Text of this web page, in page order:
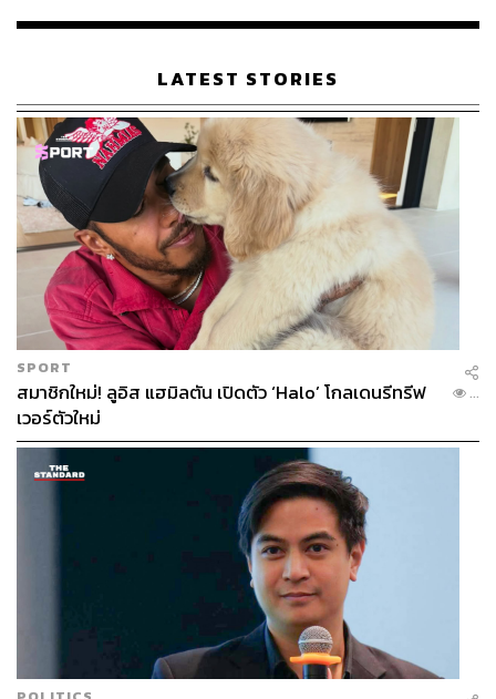
เรือนไทยที่ถูกซุกไว้
LATEST STORIES
SPORT
สมาชิกใหม่! ลูอิส แฮมิลตัน เปิดตัว ‘Halo’ โกลเดนรีทรีฟ
เวอร์ตัวใหม่
...